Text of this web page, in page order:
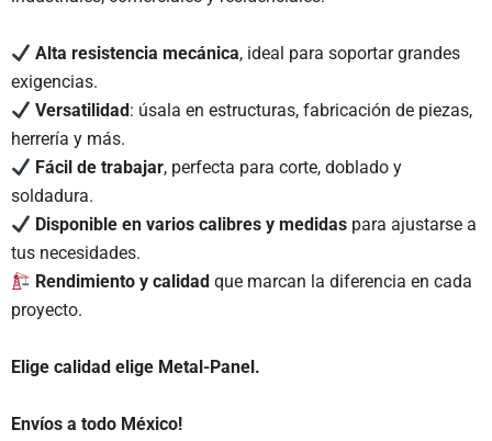
Alta resistencia mecánica, ideal para soportar grandes
exigencias.
Versatilidad: úsala en estructuras, fabricación de piezas,
herrería y más.
Fácil de trabajar, perfecta para corte, doblado y
soldadura.
Disponible en varios calibres y medidas para ajustarse a
tus necesidades.
Rendimiento y calidad que marcan la diferencia en cada
proyecto.
Elige calidad elige Metal-Panel.
Envíos a todo México!